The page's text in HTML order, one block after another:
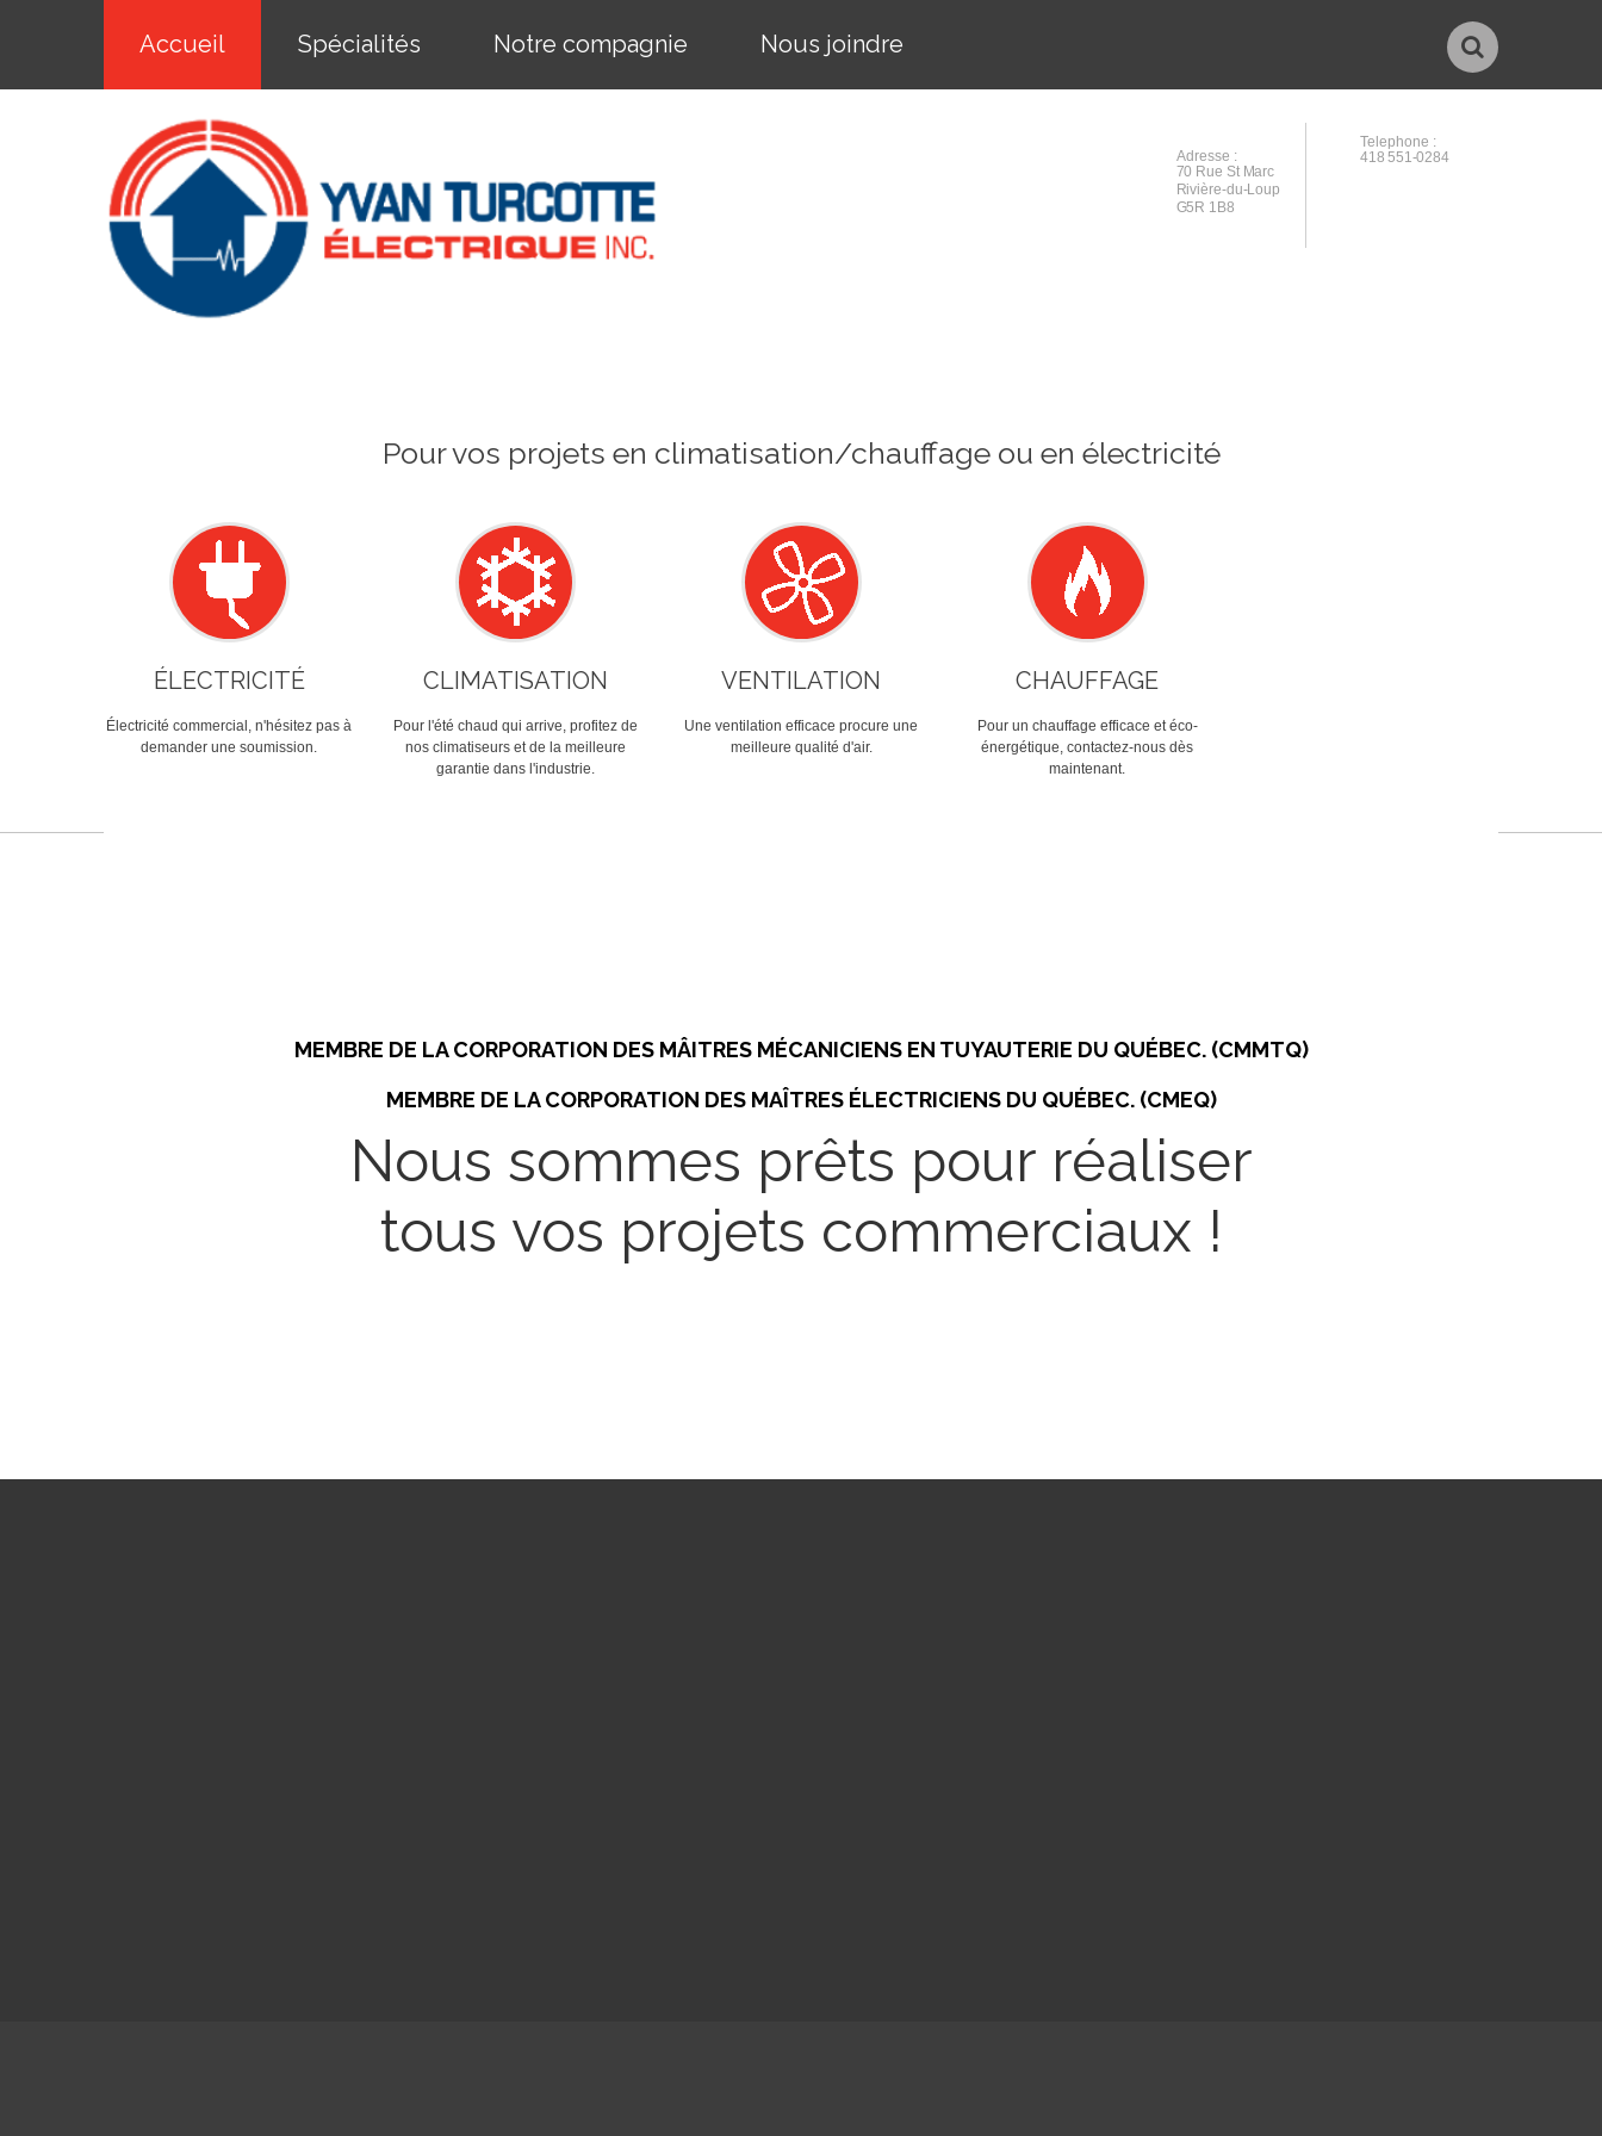
Accueil Spécialités Notre compagnie Nous joindre
Telephone :
418 551-0284
Adresse :
70 Rue St Marc
Rivière-du-Loup
G5R 1B8
Pour vos projets en climatisation/chauffage ou en électricité
ÉLECTRICITÉ
Électricité commercial, n'hésitez pas à
demander une soumission.
CLIMATISATION
Pour l'été chaud qui arrive, profitez de
nos climatiseurs et de la meilleure
garantie dans l'industrie.
VENTILATION
Une ventilation efficace procure une
meilleure qualité d'air.
CHAUFFAGE
Pour un chauffage efficace et éco-
énergétique, contactez-nous dès
maintenant.
MEMBRE DE LA CORPORATION DES MÂITRES MÉCANICIENS EN TUYAUTERIE DU QUÉBEC. (CMMTQ)
MEMBRE DE LA CORPORATION DES MAÎTRES ÉLECTRICIENS DU QUÉBEC. (CMEQ)
Nous sommes prêts pour réaliser
tous vos projets commerciaux !